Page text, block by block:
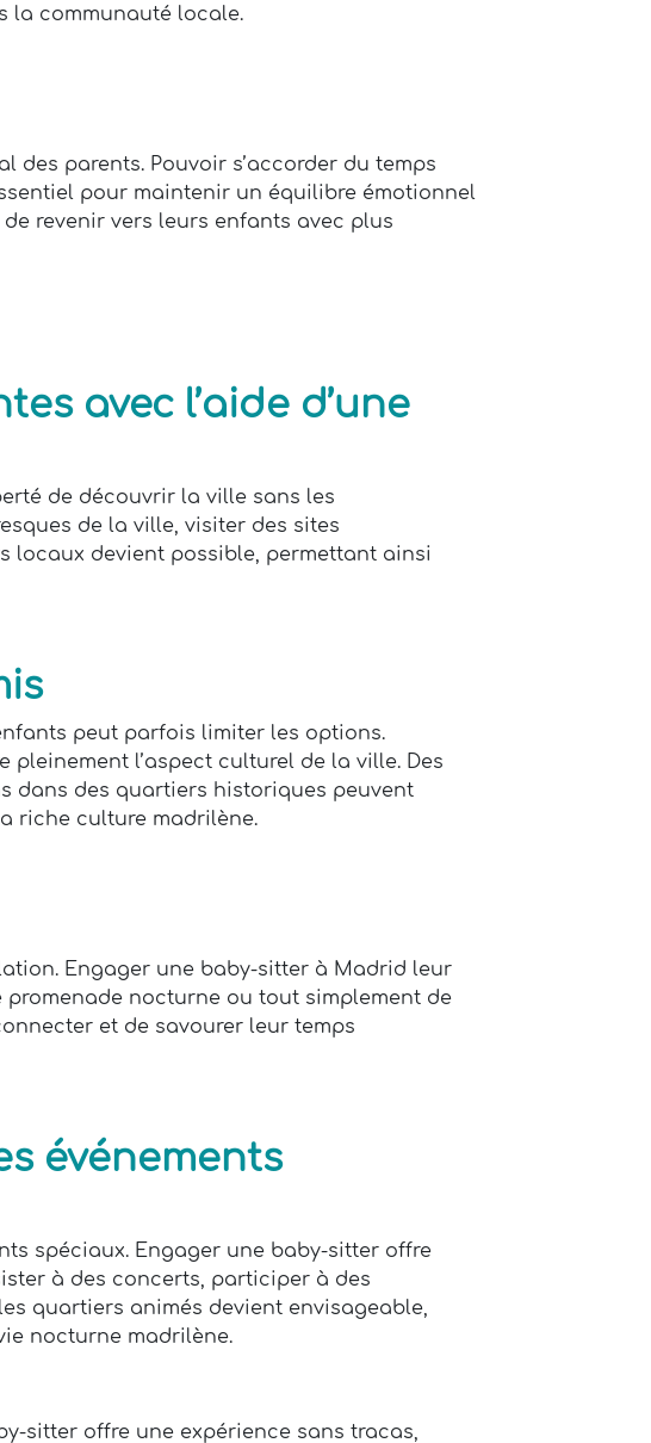
la communauté locale.
parents. Pouvoir s’accorder du temps
pour maintenir un équilibre émotionnel
revenir vers leurs enfants avec plus
avec l’aide d’une
de découvrir la ville sans les
de la ville, visiter des sites
locaux devient possible, permettant ainsi
peut parfois limiter les options.
l’aspect culturel de la ville. Des
dans des quartiers historiques peuvent
riche culture madrilène.
Engager une baby-sitter à Madrid leur
promenade nocturne ou tout simplement de
et de savourer leur temps
événements
spéciaux. Engager une baby-sitter offre
à des concerts, participer à des
quartiers animés devient envisageable,
nocturne madrilène.
sitter offre une expérience sans tracas,